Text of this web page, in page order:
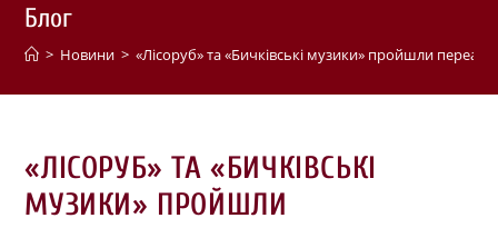
Блог
> Новини > «Лісоруб» та «Бичківські музики» пройшли
«ЛІСОРУБ» ТА «БИЧКІВСЬКІ
МУЗИКИ» ПРОЙШЛИ